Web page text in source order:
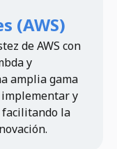
(AWS)
de AWS con
y
amplia gama
y
facilitando la